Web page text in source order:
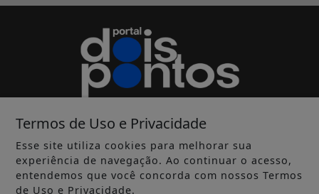
INÍCIO | SOBRE | PAINEL DO LEITOR |
Termos de Uso e Privacidade
Esse site utiliza cookies para melhorar sua
experiência de navegação. Ao continuar o acesso,
entendemos que você concorda com nossos Termos
de Uso e Privacidade.